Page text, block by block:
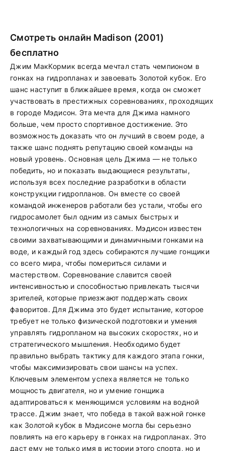
Смотреть онлайн Madison (2001)
бесплатно
Джим МакКормик всегда мечтал стать чемпионом в
гонках на гидропланах и завоевать Золотой кубок. Его
шанс наступит в ближайшее время, когда он сможет
участвовать в престижных соревнованиях, проходящих
в городе Мэдисон. Эта мечта для Джима намного
больше, чем просто спортивное достижение. Это
возможность доказать что он лучший в своем роде, а
также шанс поднять репутацию своей команды на
новый уровень. Основная цель Джима — не только
победить, но и показать выдающиеся результаты,
используя всех последние разработки в области
конструкции гидропланов. Он вместе со своей
командой инженеров работали без устали, чтобы его
гидросамолет был одним из самых быстрых и
технологичных на соревнованиях. Мэдисон известен
своими захватывающими и динамичными гонками на
воде, и каждый год здесь собираются лучшие гонщики
со всего мира, чтобы помериться силами и
мастерством. Соревнование славится своей
интенсивностью и способностью привлекать тысячи
зрителей, которые приезжают поддержать своих
фаворитов. Для Джима это будет испытание, которое
требует не только физической подготовки и умения
управлять гидропланом на высоких скоростях, но и
стратегического мышления. Необходимо будет
правильно выбрать тактику для каждого этапа гонки,
чтобы максимизировать свои шансы на успех.
Ключевым элементом успеха является не только
мощность двигателя, но и умение гонщика
адаптироваться к меняющимся условиям на водной
трассе. Джим знает, что победа в такой важной гонке
как Золотой кубок в Мэдисоне могла бы серьезно
повлиять на его карьеру в гонках на гидропланах. Это
даст ему не только имя в истории этого спорта, но и